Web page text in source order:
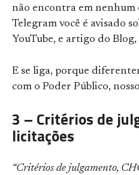
não encontra em nenhum
Telegram você é avisado
YouTube, e artigo do
E se liga, porque
com o Poder Público,
3 – Critérios de
licitações
“Critérios de julgamento,